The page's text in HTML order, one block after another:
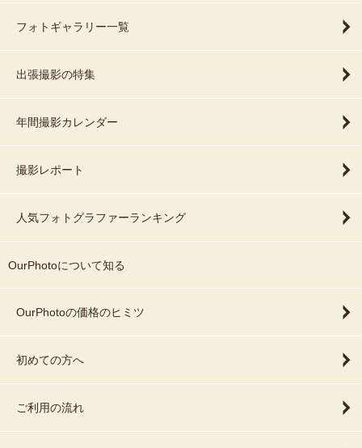
フォトギャラリー一覧
出張撮影の特集
年間撮影カレンダー
撮影レポート
人気フォトグラファーランキング
OurPhotoについて知る
OurPhotoの価格のヒミツ
初めての方へ
ご利用の流れ